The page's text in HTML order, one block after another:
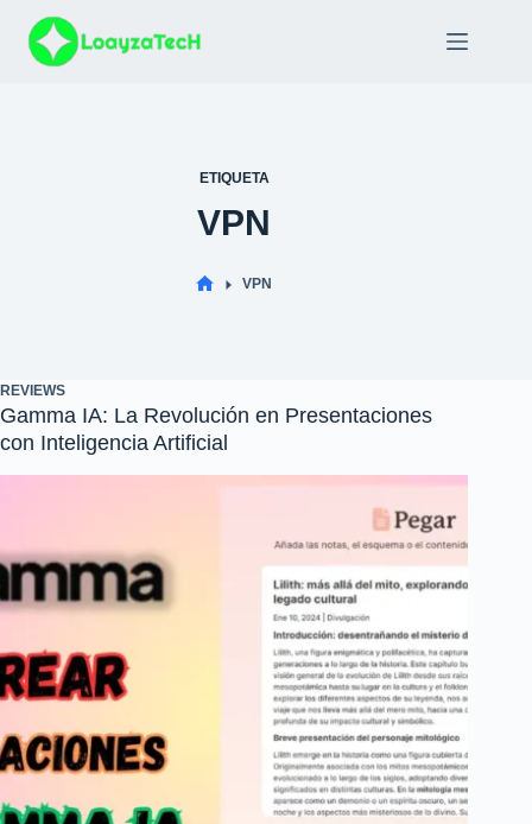
Saltar
ETIQUETA
VPN
VPN
REVIEWS
Gamma IA: La Revolución en Presentaciones
con Inteligencia Artificial